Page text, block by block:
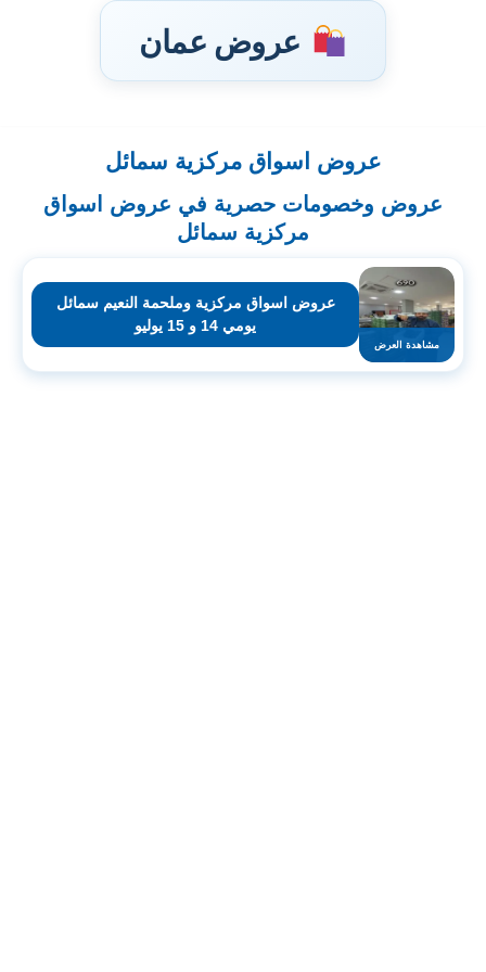
عروض عمان
عروض اسواق مركزية سمائل
عروض وخصومات حصرية في عروض اسواق
مركزية سمائل
مشاهدة العرض
عروض اسواق مركزية وملحمة النعيم سمائل
يومي 14 و 15 يوليو